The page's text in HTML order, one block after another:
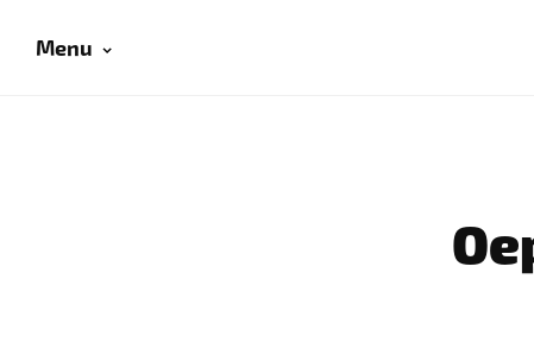
Menu